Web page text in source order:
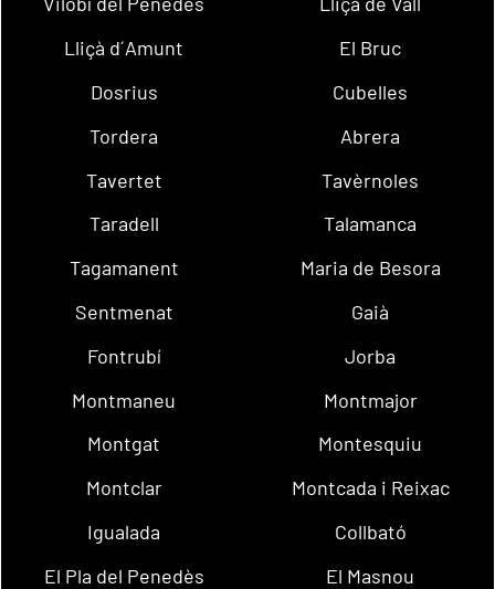
Lliçà d´Amunt
El Bruc
Dosrius
Cubelles
Tordera
Abrera
Tavertet
Tavèrnoles
Taradell
Talamanca
Tagamanent
Maria de Besora
Sentmenat
Gaià
Fontrubí
Jorba
Montmaneu
Montmajor
Montgat
Montesquiu
Montclar
Montcada i Reixac
Igualada
Collbató
El Pla del Penedès
El Masnou